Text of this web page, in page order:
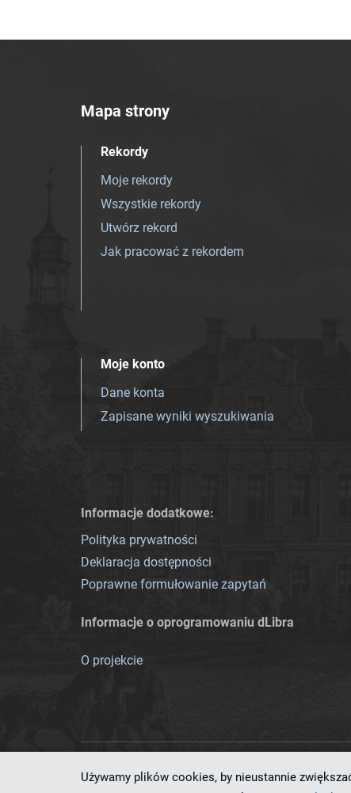
Mapa strony
Rekordy
Moje rekordy
Wszystkie rekordy
Utwórz rekord
Jak pracować z rekordem
Moje konto
Dane konta
Zapisane wyniki wyszukiwania
Informacje dodatkowe:
Polityka prywatności
Deklaracja dostępności
Poprawne formułowanie zapytań
Informacje o oprogramowaniu dLibra
O projekcie
Ten serwis działa dzięki
Używamy plików cookies, by nieustannie